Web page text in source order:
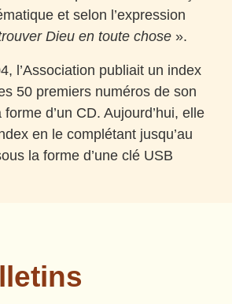
et selon l’expression
Dieu en toute chose ».
l’Association publiait un index
50 premiers numéros de son
d’un CD. Aujourd’hui, elle
en le complétant jusqu’au
la forme d’une clé USB